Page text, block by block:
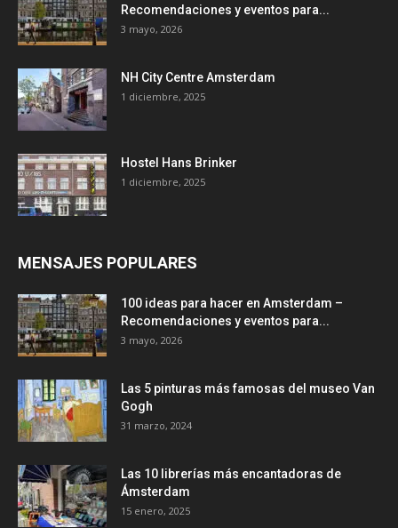
Recomendaciones y eventos para...
3 mayo, 2026
NH City Centre Amsterdam
1 diciembre, 2025
Hostel Hans Brinker
1 diciembre, 2025
MENSAJES POPULARES
100 ideas para hacer en Amsterdam –
Recomendaciones y eventos para...
3 mayo, 2026
Las 5 pinturas más famosas del museo Van
Gogh
31 marzo, 2024
Las 10 librerías más encantadoras de
Ámsterdam
15 enero, 2025